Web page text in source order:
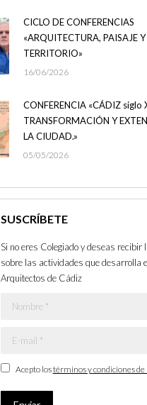
CICLO DE CONFERENCIAS
«ARQUITECTURA, PAISAJE Y
TERRITORIO»
16/06/2026
CONFERENCIA «CÁDIZ siglo
TRANSFORMACIÓN Y
LA CIUDAD.»
05/05/2026
SUSCRÍBETE
Si no eres Colegiado y deseas recibir
sobre las actividades que desarrolla
Arquitectos de Cádiz
Nombre *
E-mail *
Acepto lostérminos y condiciones de